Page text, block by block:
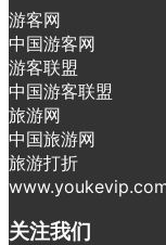
游客网
中国游客网
游客联盟
中国游客联盟
旅游网
中国旅游网
旅游打折
关注我们